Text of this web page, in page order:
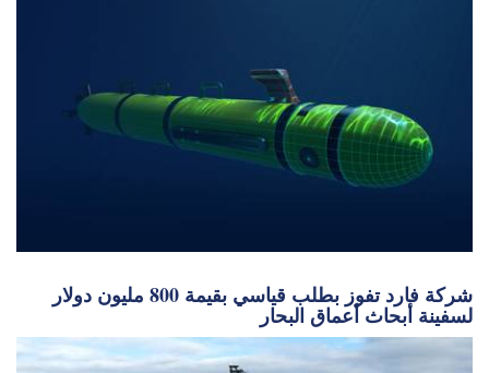
تعتزم شركة أوكوس تطوير مركبات تحت الماء غير
المأهولة، ومن المقرر تسليمها في عام 2027